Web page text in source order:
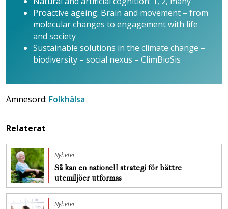
Proactive ageing: Brain and movement – from
molecular changes to engagement with life
and society
Sustainable solutions in the climate change –
biodiversity – social nexus – ClimBioSis
Ämnesord: Folkhälsa
Relaterat
Nyheter
Så kan en nationell strategi för bättre
utemiljöer utformas
Nyheter